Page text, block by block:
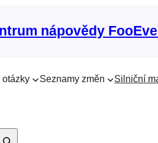
nápovědy
otázky Seznamy změn Silniční